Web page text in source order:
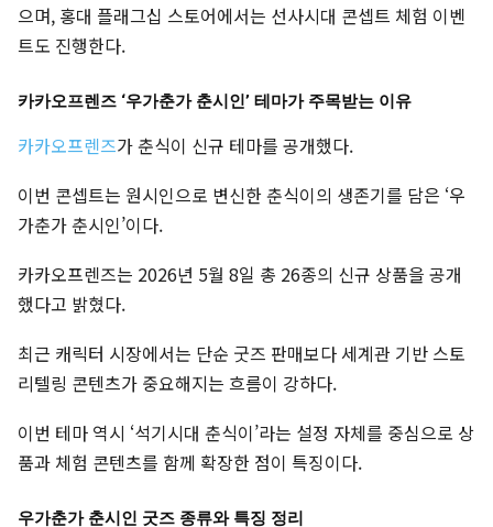
으며, 홍대 플래그십 스토어에서는 선사시대 콘셉트 체험 이벤
트도 진행한다.
카카오프렌즈 ‘우가춘가 춘시인’ 테마가 주목받는 이유
카카오프렌즈가 춘식이 신규 테마를 공개했다.
이번 콘셉트는 원시인으로 변신한 춘식이의 생존기를 담은 ‘우
가춘가 춘시인’이다.
카카오프렌즈는 2026년 5월 8일 총 26종의 신규 상품을 공개
했다고 밝혔다.
최근 캐릭터 시장에서는 단순 굿즈 판매보다 세계관 기반 스토
리텔링 콘텐츠가 중요해지는 흐름이 강하다.
이번 테마 역시 ‘석기시대 춘식이’라는 설정 자체를 중심으로 상
품과 체험 콘텐츠를 함께 확장한 점이 특징이다.
우가춘가 춘시인 굿즈 종류와 특징 정리